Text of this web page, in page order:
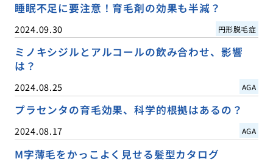
睡眠不足に要注意！育毛剤の効果も半減？
2024.09.30 円形脱毛症
ミノキシジルとアルコールの飲み合わせ、影響
は？
2024.08.25 AGA
プラセンタの育毛効果、科学的根拠はあるの？
2024.08.17 AGA
M字薄毛をかっこよく見せる髪型カタログ